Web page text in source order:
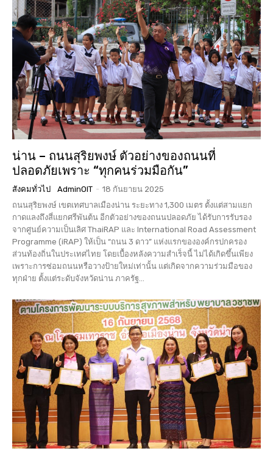
น่าน – ถนนสุริยพงษ์ ตัวอย่างของถนนที่
ปลอดภัยเพราะ “ทุกคนร่วมมือกัน”
สังคมทั่วไป AdminOIT - 18 กันยายน 2025
ถนนสุริยพงษ์ เขตเทศบาลเมืองน่าน ระยะทาง 1,300 เมตร ตั้งแต่สามแยก
กาดแลงถึงสี่แยกศรีพันต้น อีกตัวอย่างของถนนปลอดภัย ได้รับการรับรอง
จากศูนย์ความเป็นเลิศ ThaiRAP และ International Road Assessment
Programme (iRAP) ให้เป็น “ถนน 3 ดาว” แห่งแรกขององค์กรปกครอง
ส่วนท้องถิ่นในประเทศไทย โดยเบื้องหลังความสำเร็จนี้ ไม่ได้เกิดขึ้นเพียง
เพราะการซ่อมถนนหรือวางป้ายใหม่เท่านั้น แต่เกิดจากความร่วมมือของ
ทุกฝ่าย ตั้งแต่ระดับจังหวัดน่าน ภาครัฐ...